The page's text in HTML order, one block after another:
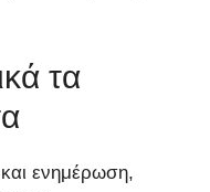
τα
ενημέρωση,